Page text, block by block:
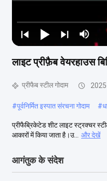
लाइट प्रीफ़ैब वेयरहाउस
प्रीफैब स्टील गोदाम
#पूर्वनिर्मित इस्पात संरचना गोदाम #
प्रीफैब्रिकेटेड शीट लाइट स्ट्रक्चर
आकारों में किया जाता है।उ...
और देखें
आगंतुक के संदेश